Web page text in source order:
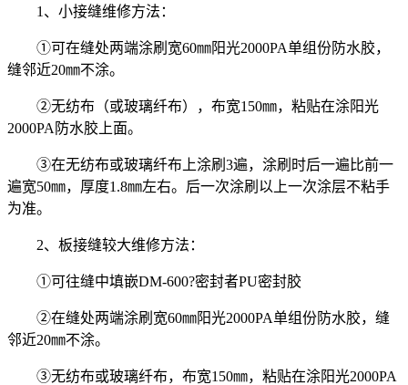
1、小接缝维修方法：
①可在缝处两端涂刷宽60㎜阳光2000PA单组份防水胶，
缝邻近20㎜不涂。
②无纺布（或玻璃纤布），布宽150㎜，粘贴在涂阳光
2000PA防水胶上面。
③在无纺布或玻璃纤布上涂刷3遍，涂刷时后一遍比前一
遍宽50㎜，厚度1.8㎜左右。后一次涂刷以上一次涂层不粘手
为准。
2、板接缝较大维修方法：
①可往缝中填嵌DM-600?密封者PU密封胶
②在缝处两端涂刷宽60㎜阳光2000PA单组份防水胶，缝
邻近20㎜不涂。
③无纺布或玻璃纤布，布宽150㎜，粘贴在涂阳光2000PA